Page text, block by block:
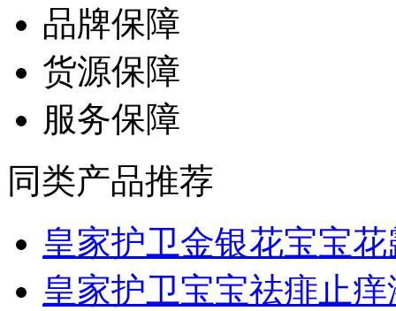
品牌保障
货源保障
服务保障
同类产品推荐
皇家护卫金银花宝宝花
皇家护卫宝宝祛痱止痒